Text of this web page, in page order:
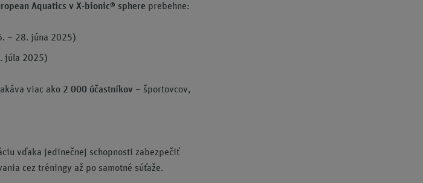
Aquatics v X-bionic® sphere prebehne:
– 28. júna 2025)
júla 2025)
viac ako 2 000 účastníkov – športovcov,
vďaka jedinečnej schopnosti zabezpečiť
cez tréningy až po samotné súťaže.